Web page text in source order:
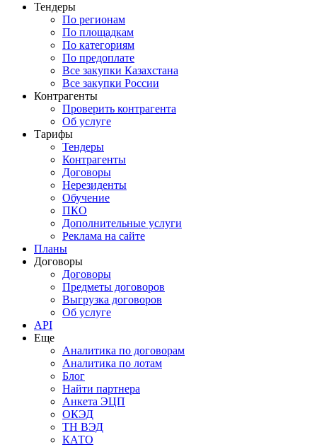
Тендеры
По регионам
По площадкам
По категориям
По предоплате
Все закупки Казахстана
Все закупки России
Контрагенты
Проверить контрагента
Об услуге
Тарифы
Тендеры
Контрагенты
Договоры
Нерезиденты
Обучение
ПКО
Дополнительные услуги
Реклама на сайте
Планы
Договоры
Договоры
Предметы договоров
Выгрузка договоров
Об услуге
API
Еще
Аналитика по договорам
Аналитика по лотам
Блог
Найти партнера
Анкета ЭЦП
ОКЭД
ТН ВЭД
КАТО